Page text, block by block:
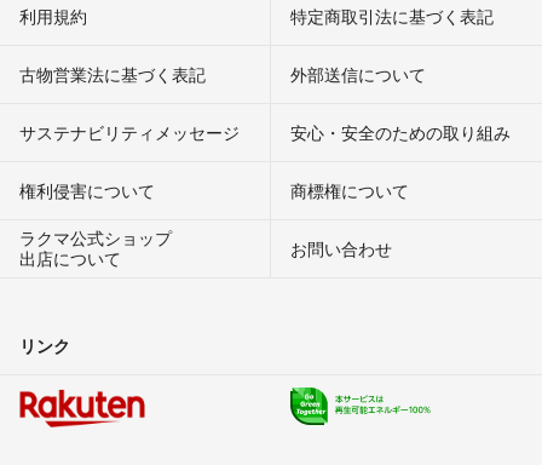
利用規約 特定商取引法に基づく表記
古物営業法に基づく表記 外部送信について
サステナビリティメッセージ 安心・安全のための取り組み
権利侵害について
商標権について
ラクマ公式ショップ
出店について
お問い合わせ
リンク